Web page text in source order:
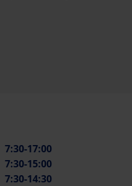
7:30-17:00
7:30-15:00
7:30-14:30